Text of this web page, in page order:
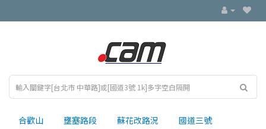
合歡山 壅塞路段 蘇花改路況 國道三號